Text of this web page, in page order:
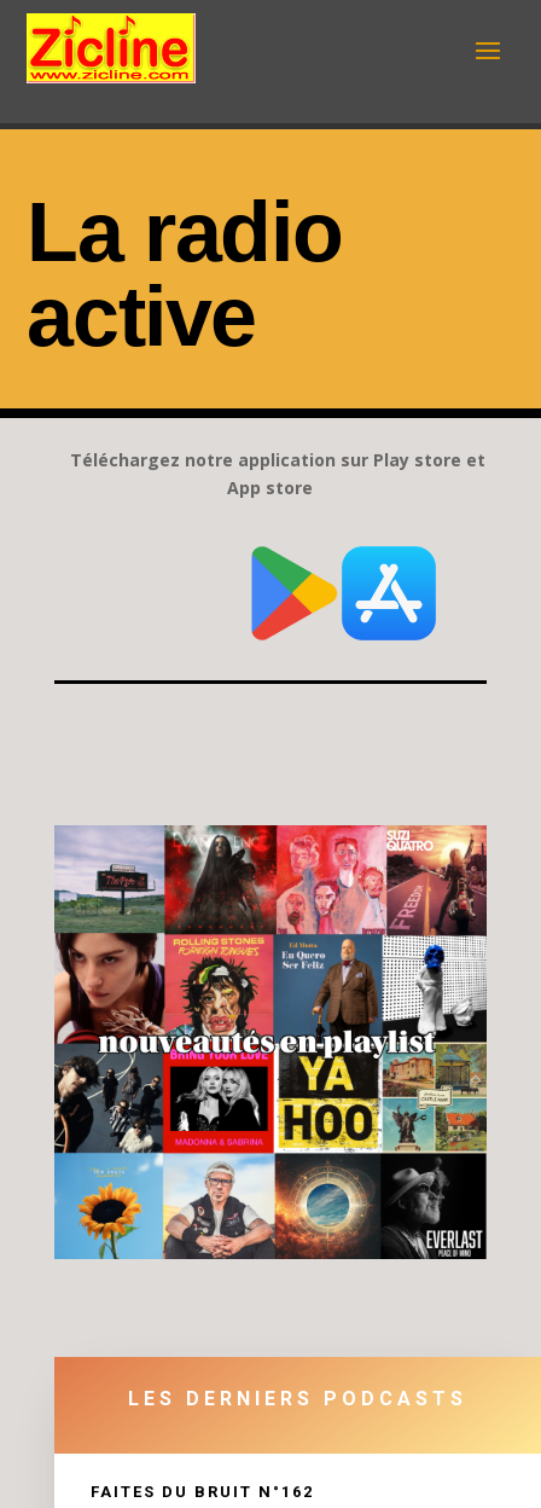
La radio
active
Téléchargez notre application sur Play store et
App store
LES DERNIERS PODCASTS
FAITES DU BRUIT N°162